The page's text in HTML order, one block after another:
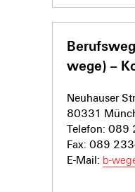
wege) –
Neuhauser
80331
Telefon: 089
Fax: 089
E-Mail: b-